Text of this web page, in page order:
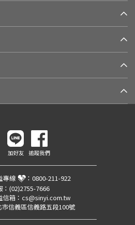
加好友 追蹤我們
專線 ： 0800-211-922
(02)2755-7666
箱： cs@sinyi.com.tw
市信義區信義路五段100號